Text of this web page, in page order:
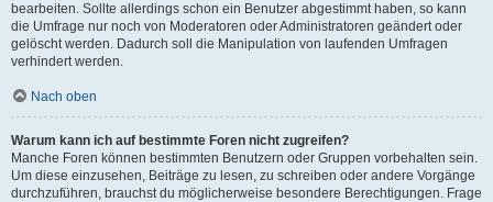
bearbeiten. Sollte allerdings schon ein Benutzer abgestimmt haben, so kann
die Umfrage nur noch von Moderatoren oder Administratoren geändert oder
gelöscht werden. Dadurch soll die Manipulation von laufenden Umfragen
verhindert werden.
Nach oben
Warum kann ich auf bestimmte Foren nicht zugreifen?
Manche Foren können bestimmten Benutzern oder Gruppen vorbehalten sein.
Um diese einzusehen, Beiträge zu lesen, zu schreiben oder andere Vorgänge
durchzuführen, brauchst du möglicherweise besondere Berechtigungen. Frage